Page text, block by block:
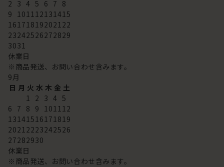
2 3 4 5 6 7 8
9 101112131415
16171819202122
23242526272829
3031
休業日
※商品発送、お問い合わせ含みます。
9月
日 月 火 水 木 金 土
1 2 3 4 5
6 7 8 9 101112
13141516171819
20212223242526
27282930
休業日
※商品発送、お問い合わせ含みます。